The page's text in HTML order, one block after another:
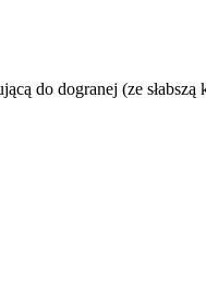
do dogranej (ze